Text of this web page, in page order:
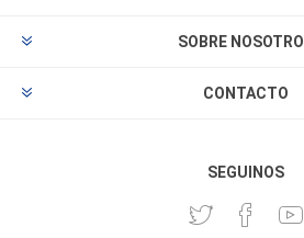
SOBRE
CONTACTO
SEGUINOS